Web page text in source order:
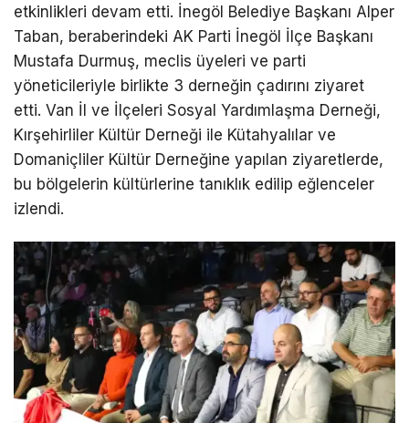
etkinlikleri devam etti. İnegöl Belediye Başkanı Alper
Taban, beraberindeki AK Parti İnegöl İlçe Başkanı
Mustafa Durmuş, meclis üyeleri ve parti
yöneticileriyle birlikte 3 derneğin çadırını ziyaret
etti. Van İl ve İlçeleri Sosyal Yardımlaşma Derneği,
Kırşehirliler Kültür Derneği ile Kütahyalılar ve
Domaniçliler Kültür Derneğine yapılan ziyaretlerde,
bu bölgelerin kültürlerine tanıklık edilip eğlenceler
izlendi.